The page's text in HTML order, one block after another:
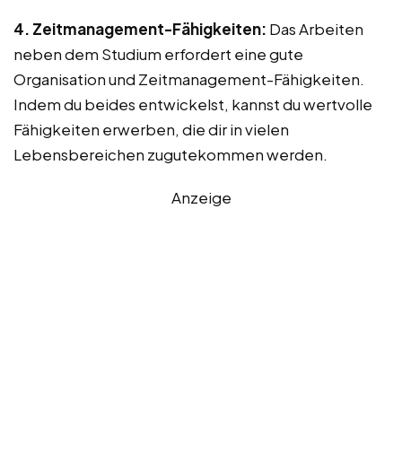
4. Zeitmanagement-Fähigkeiten: Das Arbeiten
neben dem Studium erfordert eine gute
Organisation und Zeitmanagement-Fähigkeiten.
Indem du beides entwickelst, kannst du wertvolle
Fähigkeiten erwerben, die dir in vielen
Lebensbereichen zugutekommen werden.
Anzeige